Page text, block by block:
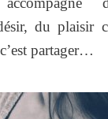
du plaisir
partager…